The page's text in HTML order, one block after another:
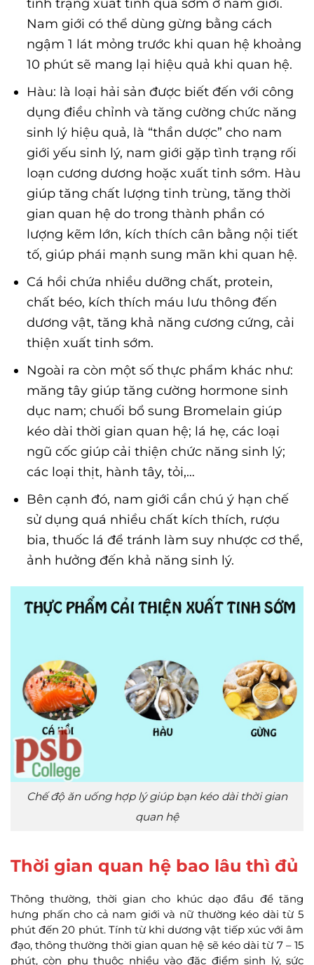
tình trạng xuất tinh quá sớm ở nam giới.
Nam giới có thể dùng gừng bằng cách
ngậm 1 lát mỏng trước khi quan hệ khoảng
10 phút sẽ mang lại hiệu quả khi quan hệ.
Hàu: là loại hải sản được biết đến với công
dụng điều chỉnh và tăng cường chức năng
sinh lý hiệu quả, là “thần dược” cho nam
giới yếu sinh lý, nam giới gặp tình trạng rối
loạn cương dương hoặc xuất tinh sớm. Hàu
giúp tăng chất lượng tinh trùng, tăng thời
gian quan hệ do trong thành phần có
lượng kẽm lớn, kích thích cân bằng nội tiết
tố, giúp phái mạnh sung mãn khi quan hệ.
Cá hồi chứa nhiều dưỡng chất, protein,
chất béo, kích thích máu lưu thông đến
dương vật, tăng khả năng cương cứng, cải
thiện xuất tinh sớm.
Ngoài ra còn một số thực phẩm khác như:
măng tây giúp tăng cường hormone sinh
dục nam; chuối bổ sung Bromelain giúp
kéo dài thời gian quan hệ; lá hẹ, các loại
ngũ cốc giúp cải thiện chức năng sinh lý;
các loại thịt, hành tây, tỏi,…
Bên cạnh đó, nam giới cần chú ý hạn chế
sử dụng quá nhiều chất kích thích, rượu
bia, thuốc lá để tránh làm suy nhược cơ thể,
ảnh hưởng đến khả năng sinh lý.
Chế độ ăn uống hợp lý giúp bạn kéo dài thời gian
quan hệ
Thời gian quan hệ bao lâu thì đủ
Thông thường, thời gian cho khúc dạo đầu để tăng
hưng phấn cho cả nam giới và nữ thường kéo dài từ 5
phút đến 20 phút. Tính từ khi dương vật tiếp xúc với âm
đạo, thông thường thời gian quan hệ sẽ kéo dài từ 7 – 15
phút, còn phụ thuộc nhiều vào đặc điểm sinh lý, sức